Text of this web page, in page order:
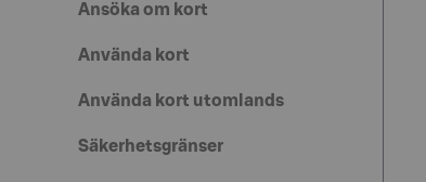
Ansöka om kort
Använda kort
Använda kort utomlands
Säkerhetsgränser